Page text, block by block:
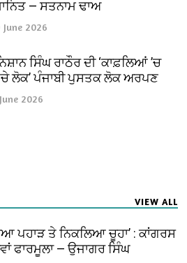
— ਸਤਨਾਮ ਢਾਅ
June 2026
ਸਿੰਘ ਰਾਠੌਰ ਦੀ ‘ਕਾਫ਼ਲਿਆਂ ’ਚ
ਲੋਕ’ ਪੰਜਾਬੀ ਪੁਸਤਕ ਲੋਕ ਅਰਪਣ
2026
VIEW ALL
ਪਹਾੜ ਤੇ ਨਿਕਲਿਆ ਚੂਹਾ’ : ਕਾਂਗਰਸ
ਫਾਰਮੂਲਾ — ਉਜਾਗਰ ਸਿੰਘ